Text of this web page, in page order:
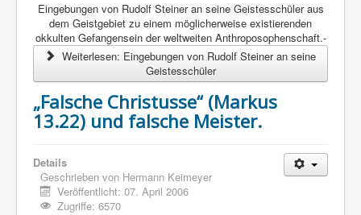
Eingebungen von Rudolf Steiner an seine Geistesschüler aus
dem Geistgebiet zu einem möglicherweise existierenden
okkulten Gefangensein der weltweiten Anthroposophenschaft.-
Weiterlesen: Eingebungen von Rudolf Steiner an seine
Geistesschüler
„Falsche Christusse“ (Markus
13.22) und falsche Meister.
Details
Geschrieben von Hermann Keimeyer
Veröffentlicht: 07. April 2006
Zugriffe: 6570